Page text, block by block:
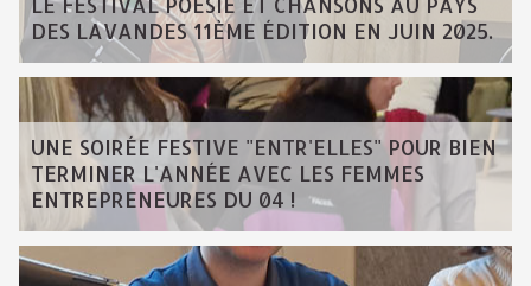
DES LAVANDES 11ÈME ÉDITION EN JUIN 2025.
UNE SOIRÉE FESTIVE "ENTR'ELLES" POUR BIEN
TERMINER L'ANNÉE AVEC LES FEMMES
ENTREPRENEURES DU 04 !